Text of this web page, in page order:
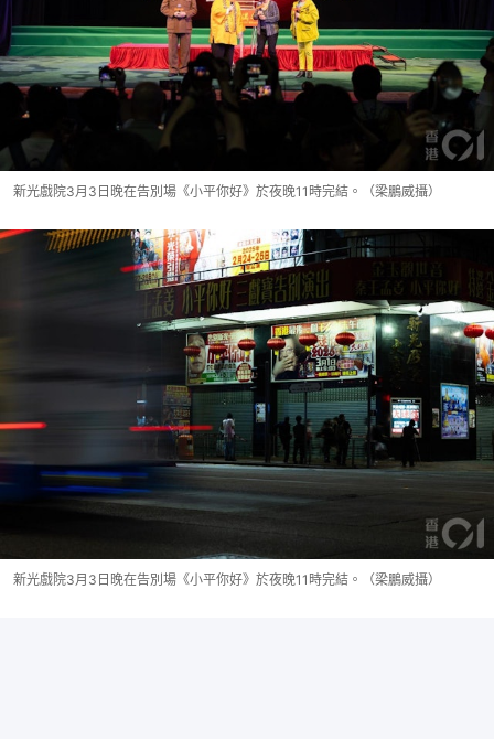
新光戲院3月3日晚在告別場《小平你好》於夜晚11時完結。（梁鵬威攝）
新光戲院3月3日晚在告別場《小平你好》於夜晚11時完結。（梁鵬威攝）